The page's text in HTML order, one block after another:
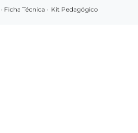
· Ficha Técnica · Kit Pedagógico